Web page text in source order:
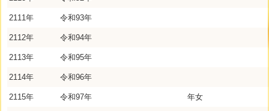
2111年 令和93年
2112年 令和94年
2113年 令和95年
2114年 令和96年
2115年 令和97年 年女